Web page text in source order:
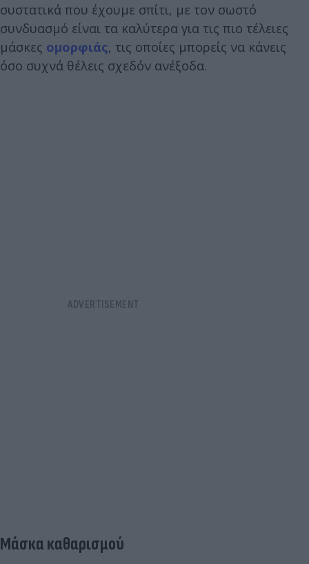
συστατικά που έχουμε σπίτι, με τον σωστό
συνδυασμό είναι τα καλύτερα για τις πιο τέλειες
μάσκες ομορφιάς, τις οποίες μπορείς να κάνεις
όσο συχνά θέλεις σχεδόν ανέξοδα.
Μάσκα καθαρισμού